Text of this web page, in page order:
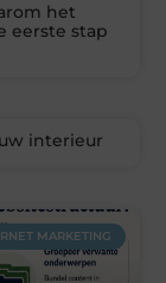
het
eerste stap
interieur
MARKETING